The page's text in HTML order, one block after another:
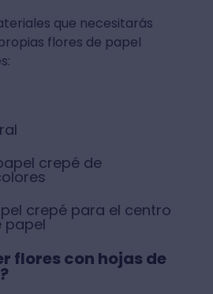
que necesitarás
flores de papel
crepé de
crepé para el centro
papel
flores con hojas de